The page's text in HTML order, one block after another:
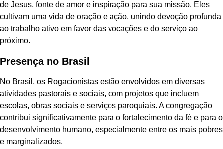
de Jesus, fonte de amor e inspiração para sua missão. Eles
cultivam uma vida de oração e ação, unindo devoção profunda
ao trabalho ativo em favor das vocações e do serviço ao
próximo.
Presença no Brasil
No Brasil, os Rogacionistas estão envolvidos em diversas
atividades pastorais e sociais, com projetos que incluem
escolas, obras sociais e serviços paroquiais. A congregação
contribui significativamente para o fortalecimento da fé e para o
desenvolvimento humano, especialmente entre os mais pobres
e marginalizados.